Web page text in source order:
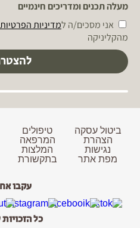
מעלה תכנים ומדריכים חינמיים
אני מסכים/ה למדיניות
מהקליניקה
ביטול עסקה
הצהרת
נגישות
מפת אתר
טיפולים
המרפאה
המלצות
בתקשורת
עקבו
כל